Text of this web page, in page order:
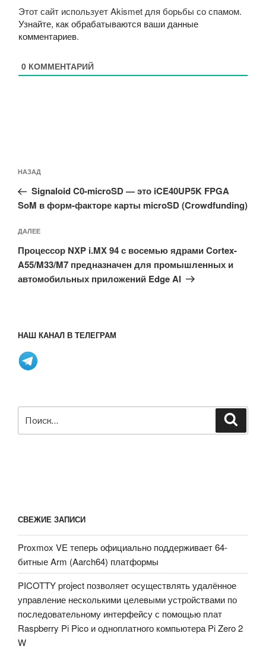
Этот сайт использует Akismet для борьбы со спамом.
Узнайте, как обрабатываются ваши данные
комментариев.
0 КОММЕНТАРИЙ
по
записям
Предыдущая
запись:
НАЗАД
Signaloid C0-microSD — это iCE40UP5K FPGA
SoM в форм-факторе карты microSD (Crowdfunding)
Следующая
запись
ДАЛЕЕ
Процессор NXP i.MX 94 с восемью ядрами Cortex-
A55/M33/M7 предназначен для промышленных и
автомобильных приложений Edge AI
НАШ КАНАЛ В ТЕЛЕГРАМ
СВЕЖИЕ ЗАПИСИ
Proxmox VE теперь официально поддерживает 64-
битные Arm (Aarch64) платформы
PICOTTY project позволяет осуществлять удалённое
управление несколькими целевыми устройствами по
последовательному интерфейсу с помощью плат
Raspberry Pi Pico и одноплатного компьютера Pi Zero 2
W